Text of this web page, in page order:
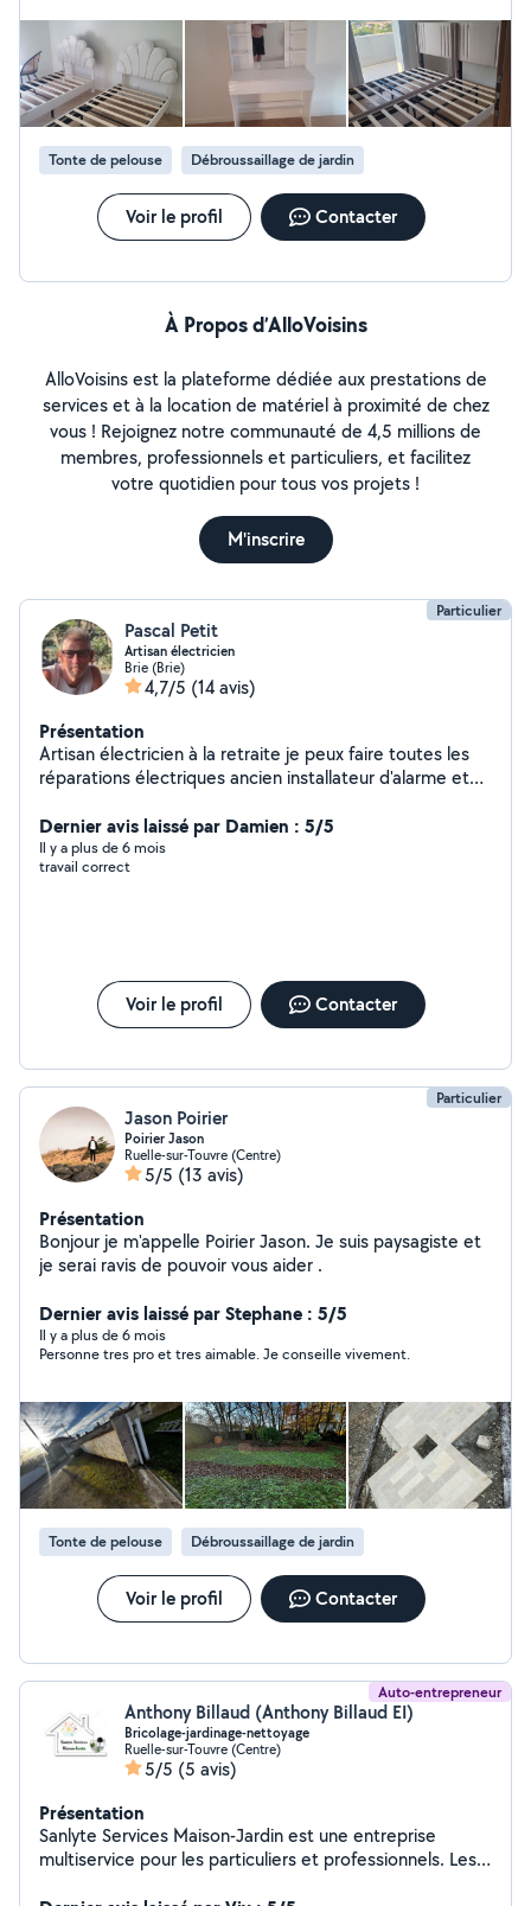
Tonte de pelouse Débroussaillage de jardin
Voir le profil Contacter
À Propos d’AlloVoisins
AlloVoisins est la plateforme dédiée aux prestations de
services et à la location de matériel à proximité de chez
vous ! Rejoignez notre communauté de 4,5 millions de
membres, professionnels et particuliers, et facilitez
votre quotidien pour tous vos projets !
M'inscrire
Particulier
Pascal Petit
Artisan électricien
Brie (Brie)
4,7/5 (14 avis)
Présentation
Artisan électricien à la retraite je peux faire toutes les
réparations électriques ancien installateur d'alarme et
Dernier avis laissé par Damien : 5/5
Il y a plus de 6 mois
travail correct
Voir le profil Contacter
Particulier
Jason Poirier
Poirier Jason
Ruelle-sur-Touvre (Centre)
5/5 (13 avis)
Présentation
Bonjour je m'appelle Poirier Jason. Je suis paysagiste et
je serai ravis de pouvoir vous aider .
Dernier avis laissé par Stephane : 5/5
Il y a plus de 6 mois
Personne tres pro et tres aimable. Je conseille vivement.
Tonte de pelouse Débroussaillage de jardin
Voir le profil Contacter
Auto-entrepreneur
Anthony Billaud (Anthony Billaud EI)
Bricolage-jardinage-nettoyage
Ruelle-sur-Touvre (Centre)
5/5 (5 avis)
Présentation
Sanlyte Services Maison-Jardin est une entreprise
multiservice pour les particuliers et professionnels. Les